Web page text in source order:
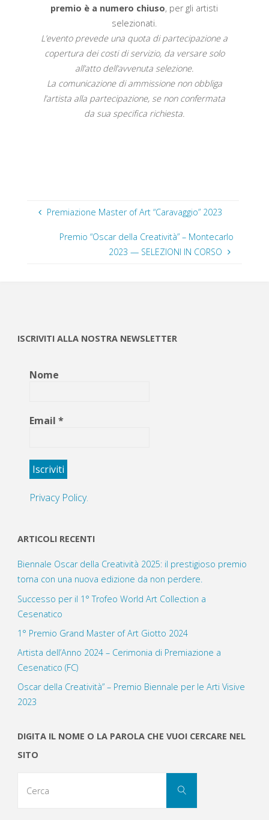
premio è a numero chiuso, per gli artisti
selezionati.
L’evento prevede una quota di partecipazione a
copertura dei costi di servizio, da versare solo
all’atto dell’avvenuta selezione.
La comunicazione di ammissione non obbliga
l’artista alla partecipazione, se non confermata
da sua specifica richiesta.
Premiazione Master of Art “Caravaggio” 2023
Premio “Oscar della Creatività” – Montecarlo
2023 — SELEZIONI IN CORSO
ISCRIVITI ALLA NOSTRA NEWSLETTER
Nome
Email *
Privacy Policy.
ARTICOLI RECENTI
Biennale Oscar della Creatività 2025: il prestigioso premio
torna con una nuova edizione da non perdere.
Successo per il 1° Trofeo World Art Collection a
Cesenatico
1° Premio Grand Master of Art Giotto 2024
Artista dell’Anno 2024 – Cerimonia di Premiazione a
Cesenatico (FC)
Oscar della Creatività” – Premio Biennale per le Arti Visive
2023
DIGITA IL NOME O LA PAROLA CHE VUOI CERCARE NEL
SITO
Cerca